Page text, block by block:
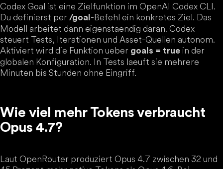
Codex Goal ist eine Zielfunktion im OpenAI Codex CLI.
Du definierst per /goal -Befehl ein konkretes Ziel. Das
Modell arbeitet dann eigenstaendig daran. Codex
steuert Tests, Iterationen und Asset-Quellen autonom.
Aktiviert wird die Funktion ueber goals = true in der
globalen Konfiguration. In Tests laeuft sie mehrere
Minuten bis Stunden ohne Eingriff.
Wie viel mehr Tokens verbraucht
Opus 4.7?
Laut OpenRouter produziert Opus 4.7 zwischen 32 und